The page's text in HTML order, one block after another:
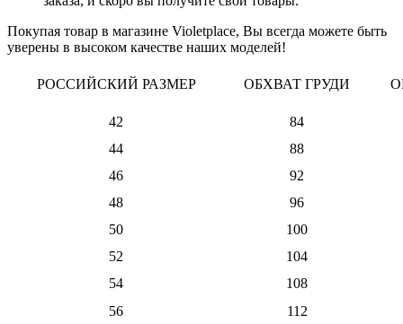
Покупая товар в магазине Violetplace, Вы всегда можете быть
уверены в высоком качестве наших моделей!
РОССИЙСКИЙ РАЗМЕР ОБХВАТ ГРУДИ
42
84
44
88
46
92
48
96
50
100
52
104
54
108
56
112